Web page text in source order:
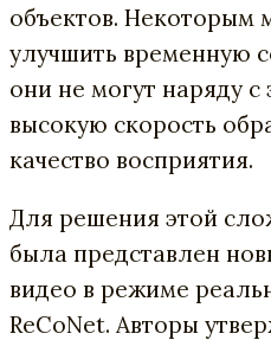
объектов. Некоторым
улучшить временную
они не могут наряду с
высокую скорость
качество восприятия.
Для решения этой
была представлен
видео в режиме
ReCoNet. Авторы